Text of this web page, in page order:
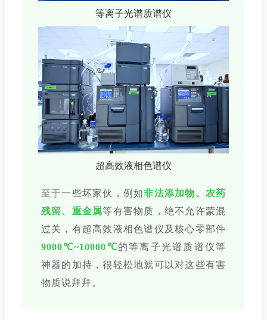
等离子光谱质谱仪
超高效液相色谱仪
至于一些坏家伙，例如非法添加物、农药
残留、重金属等有害物质，绝不允许蒙混
过关，有超高效液相色谱仪及核心零部件
9000℃~10000℃的等离子光谱质谱仪等
神器的加持，很轻松地就可以对这些有害
物质说拜拜。